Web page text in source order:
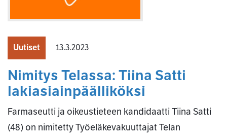
Uutiset 13.3.2023
Nimitys Telassa: Tiina Satti
lakiasiainpäälliköksi
Farmaseutti ja oikeustieteen kandidaatti Tiina Satti
(48) on nimitetty Työeläkevakuuttajat Telan